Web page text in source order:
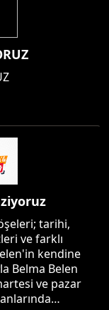
tarihi,
ve farklı
kendine
Belma Belen
ve pazar